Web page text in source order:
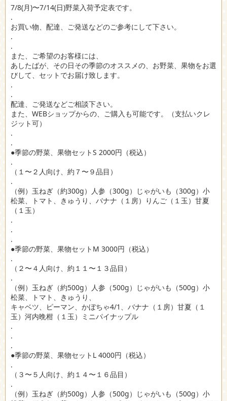
7/8(月)〜7/14(日)野菜入荷予定表です。
.
お買い物、配達、ご発送などのご参考にして下さい。
.
.
また、ご希望のお客様には、
あしたばが、その日その季節のオススメの、お野菜、果物をお選
びして、セットでお届け致します。
.
.
配達、ご発送などご相談下さい。
また、WEBショップからの、ご購入も可能です。（支払いクレ
ジット可）
.
.
●季節の野菜、果物セットS 2000円（税込）
.
（１〜２人向け、約７〜９品目）
.
（例）玉ねぎ（約300g）人参（300g）じゃがいも（300g）小
松菜、トマト、きゅうり、バナナ（１房）りんご（１玉）甘夏
（１玉）
.
.
.
●季節の野菜、果物セットM 3000円（税込）
.
（２〜４人向け、約１１〜１３品目）
.
（例）玉ねぎ（約500g）人参（500g）じゃがいも（500g）小
松菜、トマト、きゅうり、
キャベツ、ピーマン、かぼちゃ4/1、バナナ（１房）甘夏（１
玉）河内晩柑（１玉）ミニパイナップル
.
.
.
●季節の野菜、果物セットL 4000円（税込）
.
（３〜５人向け、約１４〜１６品目）
.
（例）玉ねぎ（約500g）人参（500g）じゃがいも（500g）小